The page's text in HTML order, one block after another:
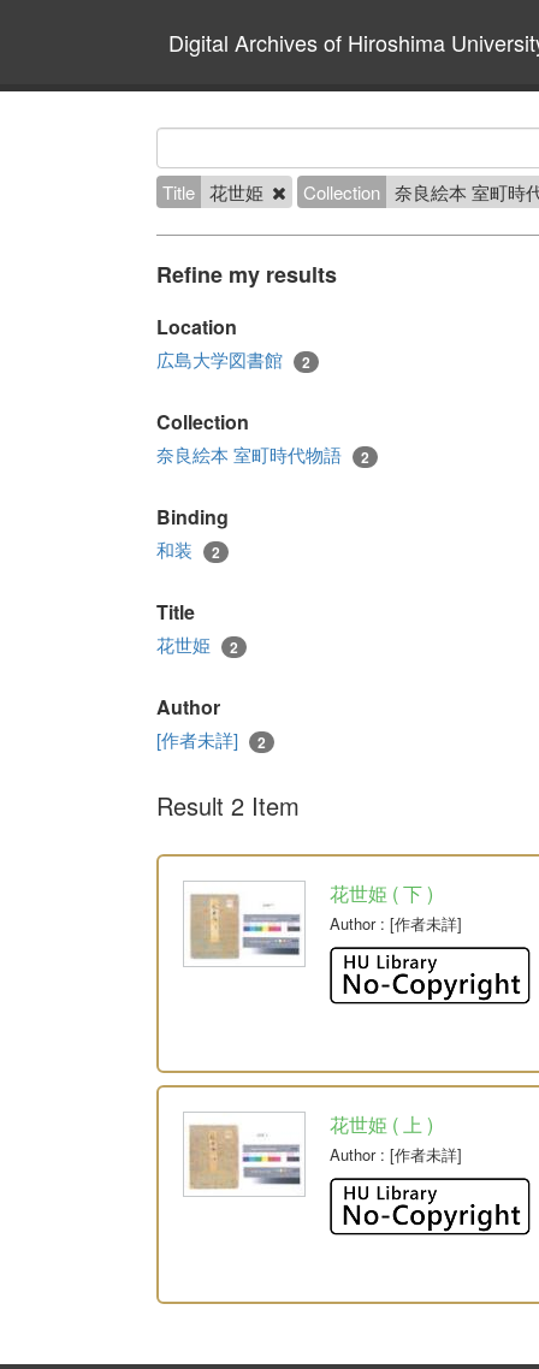
Digital Archives of Hiroshima
Title 花世姫 Collection 奈良絵本 室町時
Refine my results
Location
広島大学図書館 2
Collection
奈良絵本 室町時代物語 2
Binding
和装 2
Title
花世姫 2
Author
[作者未詳] 2
Result 2 Item
花世姫 ( 下 )
Author: [作者未詳]
花世姫 ( 上 )
Author: [作者未詳]